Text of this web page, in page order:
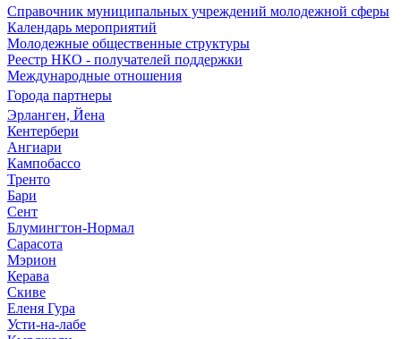
Справочник муниципальных учреждений молодежной сферы
Календарь мероприятий
Молодежные общественные структуры
Реестр НКО - получателей поддержки
Международные отношения
Города партнеры
Эрланген, Йена
Кентербери
Ангиари
Кампобассо
Тренто
Бари
Сент
Блумингтон-Нормал
Сарасота
Мэрион
Керава
Скиве
Еленя Гура
Усти-на-лабе